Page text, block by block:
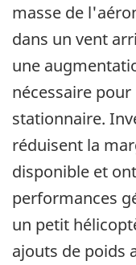
masse de
dans un vent
une
nécessaire
stationnaire.
réduisent la
disponible et
performances
un petit
ajouts de poids